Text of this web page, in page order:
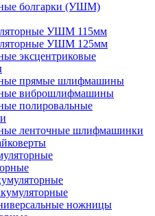
болгарки (УШМ)
УШМ 115мм
УШМ 125мм
эксцентриковые
прямые шлифмашины
виброшлифмашины
полировальные
ленточные шлифмашинки
ножницы